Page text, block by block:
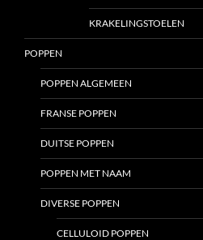
KRAKELINGSTOELEN
POPPEN
POPPEN ALGEMEEN
FRANSE POPPEN
DUITSE POPPEN
POPPEN MET NAAM
DIVERSE POPPEN
CELLULOID POPPEN